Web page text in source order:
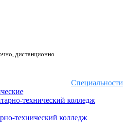
дистанционно
Специальности
технический колледж